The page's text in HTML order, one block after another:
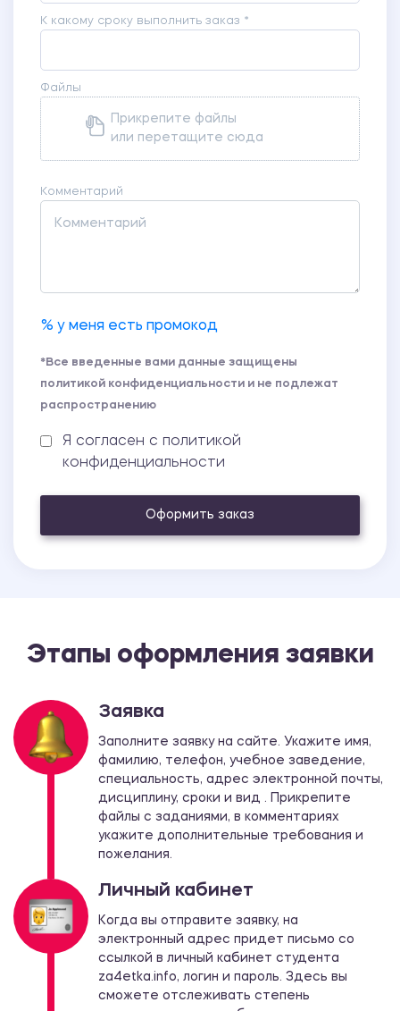
К какому сроку выполнить заказ *
Файлы
Прикрепите файлы
или перетащите сюда
Комментарий
% у меня есть промокод
*Все введенные вами данные защищены
политикой конфиденциальности и не подлежат
распространению
Я согласен с политикой
конфиденциальности
Оформить заказ
Этапы оформления заявки
Заявка
Заполните заявку на сайте. Укажите имя,
фамилию, телефон, учебное заведение,
специальность, адрес электронной почты,
дисциплину, сроки и вид . Прикрепите
файлы с заданиями, в комментариях
укажите дополнительные требования и
пожелания.
Личный кабинет
Когда вы отправите заявку, на
электронный адрес придет письмо со
ссылкой в личный кабинет студента
za4etka.info, логин и пароль. Здесь вы
сможете отслеживать степень